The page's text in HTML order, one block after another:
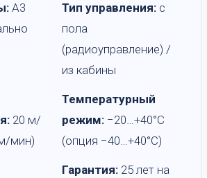
А3
Тип управления: с
пола
(радиоуправление) /
из кабины
20 м/
мин)
Температурный
режим: −20…+40°C
(опция −40…+40°C)
Гарантия: 25 лет на